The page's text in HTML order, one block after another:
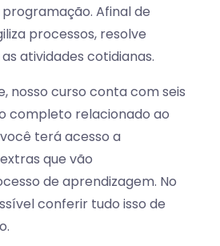
Afinal de
processos, resolve
atividades cotidianas.
nosso curso conta com seis
completo relacionado ao
terá acesso a
que vão
de aprendizagem. No
conferir tudo isso de